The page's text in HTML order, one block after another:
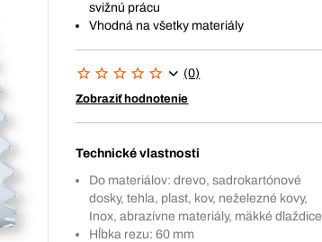
svižnú prácu
Vhodná na všetky materiály
(0)
Zobraziť hodnotenie
Technické vlastnosti
Do materiálov: drevo, sadrokartónové
dosky, tehla, plast, kov, neželezné kovy,
Inox, abrazívne materiály, mäkké dlaždice
Hĺbka rezu: 60 mm